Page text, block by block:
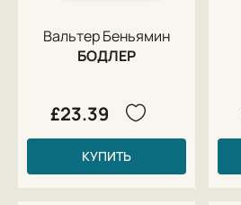
Вальтер Беньямин
БОДЛЕР
£23.39
КУПИТЬ